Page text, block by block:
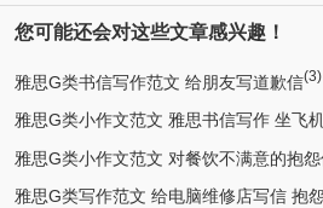
您可能还会对这些文章感兴趣！
雅思G类书信写作范文 给朋友写道歉信(3)
雅思G类小作文范文 雅思书信写作 坐飞
雅思G类小作文范文 对餐饮不满意的抱
雅思G类写作范文 给电脑维修店写信 抱